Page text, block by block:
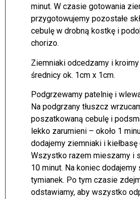
minut. W czasie gotowania
przygotowujemy pozostałe
cebulę w drobną kostkę i
chorizo.
Ziemniaki odcedzamy i
średnicy ok. 1cm x 1cm.
Podgrzewamy patelnię i
Na podgrzany tłuszcz
poszatkowaną cebulę i
lekko zarumieni – około 1
dodajemy ziemniaki i kiełbasę
Wszystko razem mieszamy i
10 minut. Na koniec dodajemy
tymianek. Po tym czasie
odstawiamy, aby wszystko